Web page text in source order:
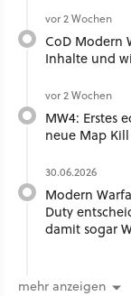
vor 2 Wochen
CoD Modern
Inhalte und
vor 2 Wochen
MW4: Erstes
neue Map
30.06.2026
Modern
Duty
damit sogar
mehr anzeigen